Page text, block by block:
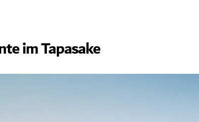
im Tapasake